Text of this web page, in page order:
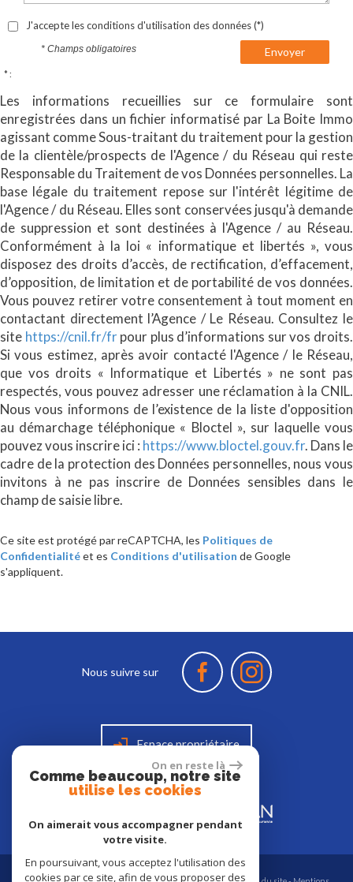
J'accepte les conditions d'utilisation des données (*)
Envoyer
* Champs obligatoires
* :
Les informations recueillies sur ce formulaire sont
enregistrées dans un fichier informatisé par La Boite Immo
agissant comme Sous-traitant du traitement pour la gestion
de la clientèle/prospects de l'Agence / du Réseau qui reste
Responsable du Traitement de vos Données personnelles. La
base légale du traitement repose sur l'intérêt légitime de
l'Agence / du Réseau. Elles sont conservées jusqu'à demande
de suppression et sont destinées à l'Agence / au Réseau.
Conformément à la loi « informatique et libertés », vous
disposez des droits d’accès, de rectification, d’effacement,
d’opposition, de limitation et de portabilité de vos données.
Vous pouvez retirer votre consentement à tout moment en
contactant directement l’Agence / Le Réseau. Consultez le
site https://cnil.fr/fr pour plus d’informations sur vos droits.
Si vous estimez, après avoir contacté l'Agence / le Réseau,
que vos droits « Informatique et Libertés » ne sont pas
respectés, vous pouvez adresser une réclamation à la CNIL.
Nous vous informons de l’existence de la liste d'opposition
au démarchage téléphonique « Bloctel », sur laquelle vous
pouvez vous inscrire ici : https://www.bloctel.gouv.fr. Dans le
cadre de la protection des Données personnelles, nous vous
invitons à ne pas inscrire de Données sensibles dans le
champ de saisie libre.
Ce site est protégé par reCAPTCHA, les Politiques de
Confidentialitéet es Conditions d'utilisation de Google
s'appliquent.
Nous suivre sur
Espace propriétaire
On en reste là
Comme beaucoup, notre site
utilise les cookies
On aimerait vous accompagner pendant
votre visite.
En poursuivant, vous acceptez l'utilisation des
cookies par ce site, afin de vous proposer des